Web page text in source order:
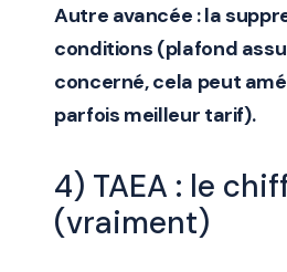
Autre avancée : la
conditions (plafond
concerné, cela peut
parfois meilleur tarif).
4) TAEA : le
(vraiment)